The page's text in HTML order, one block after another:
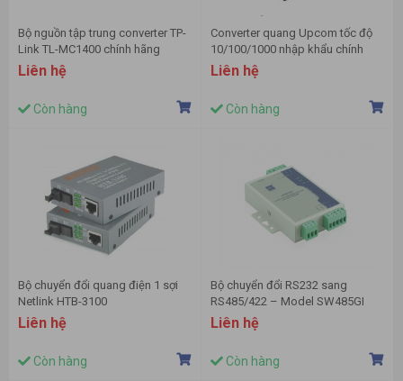
Bộ nguồn tập trung converter TP-
Link TL-MC1400 chính hãng
Liên hệ
Còn hàng
Converter quang Upcom tốc độ
10/100/1000 nhập khẩu chính
hãng
Liên hệ
Còn hàng
Bộ chuyển đổi quang điện 1 sợi
Netlink HTB-3100
Liên hệ
Còn hàng
Bộ chuyển đổi RS232 sang
RS485/422 – Model SW485GI
Liên hệ
Còn hàng